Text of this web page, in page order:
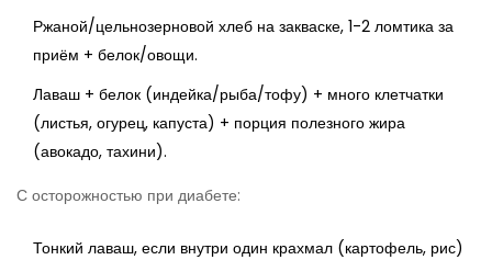
Ржаной/цельнозерновой хлеб на закваске, 1-2 ломтика за
приём + белок/овощи.
Лаваш + белок (индейка/рыба/тофу) + много клетчатки
(листья, огурец, капуста) + порция полезного жира
(авокадо, тахини).
С осторожностью при диабете:
Тонкий лаваш, если внутри один крахмал (картофель, рис)